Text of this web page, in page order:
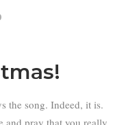
the song. Indeed, it is.
and pray that you really